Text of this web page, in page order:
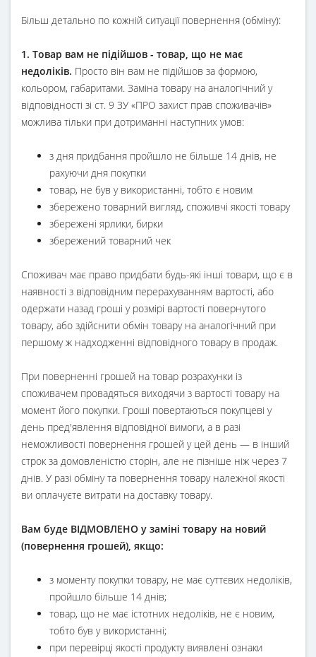
Більш детально по кожній ситуації повернення (обміну):
1. Товар вам не підійшов - товар, що не має
недоліків. Просто він вам не підійшов за формою,
кольором, габаритами. Заміна товару на аналогічний у
відповідності зі ст. 9 ЗУ «ПРО захист прав споживачів»
можлива тільки при дотриманні наступних умов:
з дня придбання пройшло не більше 14 днів, не
рахуючи дня покупки
товар, не був у використанні, тобто є новим
збережено товарний вигляд, споживчі якості товару
збережені ярлики, бирки
збережений товарний чек
Споживач має право придбати будь-які інші товари, що є в
наявності з відповідним перерахуванням вартості, або
одержати назад гроші у розмірі вартості повернутого
товару, або здійснити обмін товару на аналогічний при
першому ж надходженні відповідного товару в продаж.
При поверненні грошей на товар розрахунки із
споживачем провадяться виходячи з вартості товару на
момент його покупки. Гроші повертаються покупцеві у
день пред'явлення відповідної вимоги, а в разі
неможливості повернення грошей у цей день — в інший
строк за домовленістю сторін, але не пізніше ніж через 7
днів. У разі обміну та повернення товару належної якості
ви оплачуєте витрати на доставку товару.
Вам буде ВІДМОВЛЕНО у заміні товару на новий
(повернення грошей), якщо:
з моменту покупки товару, не має суттєвих недоліків,
пройшло більше 14 днів;
товар, що не має істотних недоліків, не є новим,
тобто був у використанні;
при перевірці якості продукту виявлені ознаки